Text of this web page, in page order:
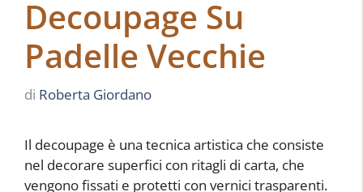
Decoupage Su
Padelle Vecchie
di Roberta Giordano
Il decoupage è una tecnica artistica che consiste
nel decorare superfici con ritagli di carta, che
vengono fissati e protetti con vernici trasparenti.